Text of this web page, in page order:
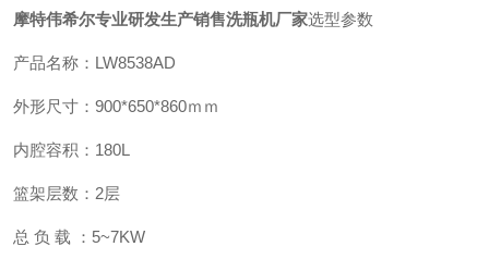
摩特伟希尔专业研发生产销售洗瓶机厂家选型参数
产品名称：LW8538AD
外形尺寸：900*650*860ｍｍ
内腔容积：180L
篮架层数：2层
总 负 载 ：5~7KW